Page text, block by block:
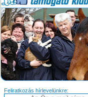
Feliratkozás hírlevelünkre: